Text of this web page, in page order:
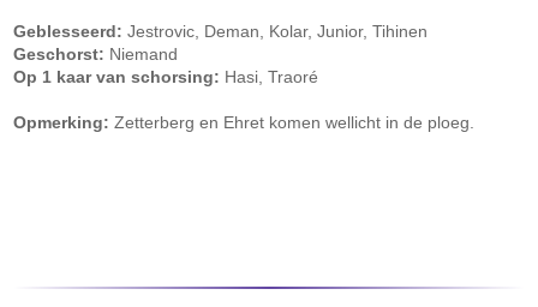
Geblesseerd: Jestrovic, Deman, Kolar, Junior, Tihinen
Geschorst: Niemand
Op 1 kaar van schorsing: Hasi, Traoré
Opmerking: Zetterberg en Ehret komen wellicht in de ploeg.